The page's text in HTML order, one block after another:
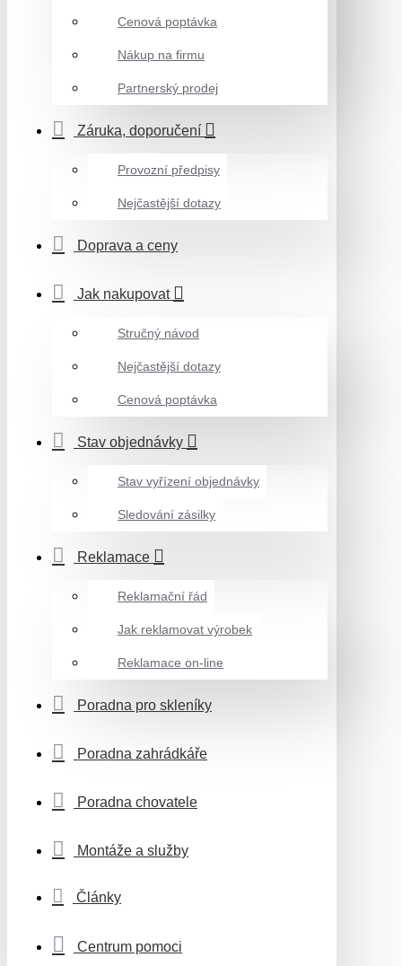
Cenová poptávka
Nákup na firmu
Partnerský prodej
Záruka, doporučení
Provozní předpisy
Nejčastější dotazy
Doprava a ceny
Jak nakupovat
Stručný návod
Nejčastější dotazy
Cenová poptávka
Stav objednávky
Stav vyřízení objednávky
Sledování zásilky
Reklamace
Reklamační řád
Jak reklamovat výrobek
Reklamace on-line
Poradna pro skleníky
Poradna zahrádkáře
Poradna chovatele
Montáže a služby
Články
Centrum pomoci